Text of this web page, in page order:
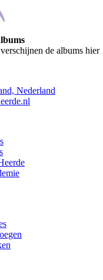
de albums hier
Nederland